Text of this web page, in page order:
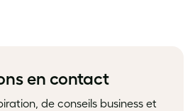
en contact
de conseils business et